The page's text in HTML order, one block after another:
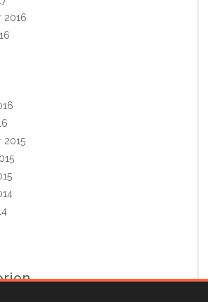
2016
2015